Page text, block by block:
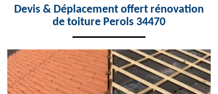
Devis & Déplacement offert rénovation
de toiture Perols 34470